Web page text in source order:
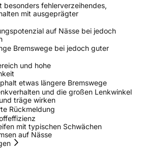
/ Alpine-Symbol
besonders fehlerverzeihendes,
mit ausgeprägter
auf Nässe bei jedoch
Bremswege bei jedoch guter
und hohe
etwas längere Bremswege
und die großen Lenkwinkel
träge wirken
Rückmeldung
mit typischen Schwächen
auf Nässe